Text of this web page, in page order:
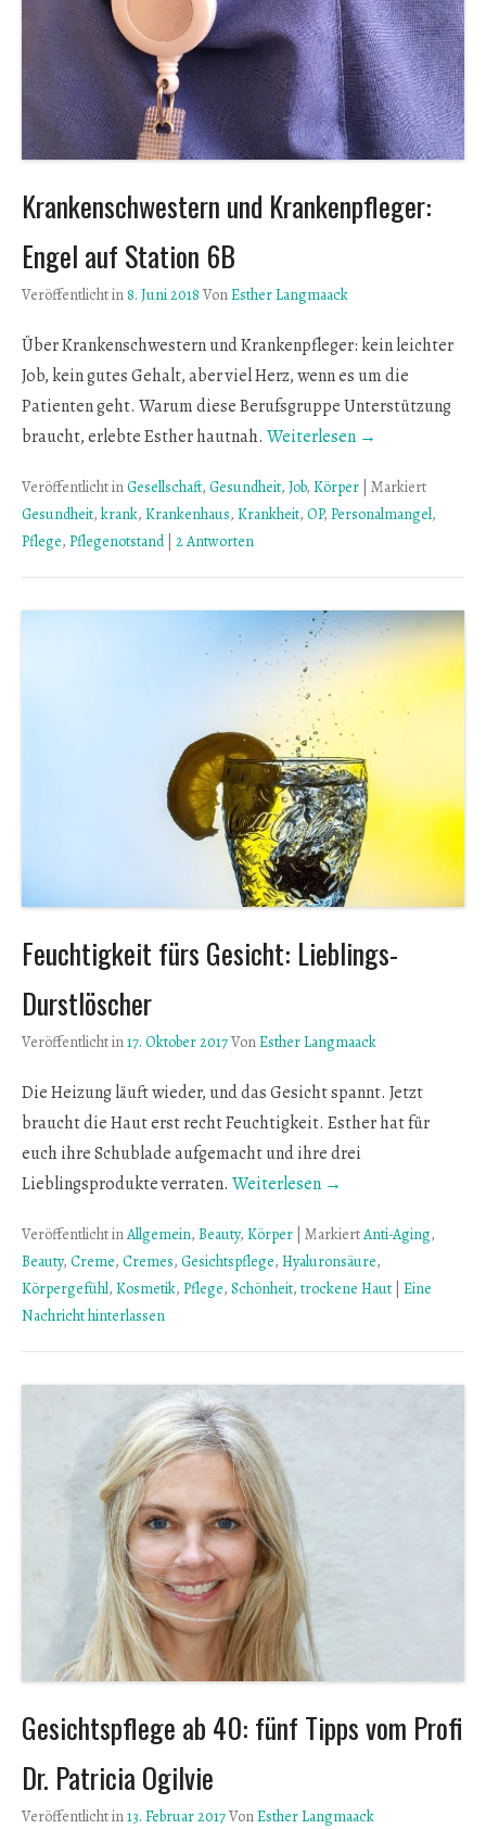
Krankenschwestern und Krankenpfleger:
Engel auf Station 6B
Veröffentlicht in8. Juni 2018 VonEsther Langmaack
Über Krankenschwestern und Krankenpfleger: kein leichter
Job, kein gutes Gehalt, aber viel Herz, wenn es um die
Patienten geht. Warum diese Berufsgruppe Unterstützung
braucht, erlebte Esther hautnah. Weiterlesen →
Veröffentlicht inGesellschaft, Gesundheit, Job, Körper Markiert
Gesundheit, krank, Krankenhaus, Krankheit, OP, Personalmangel,
Pflege, Pflegenotstand 2 Antworten
Feuchtigkeit fürs Gesicht: Lieblings-
Durstlöscher
Veröffentlicht in17. Oktober 2017VonEsther Langmaack
Die Heizung läuft wieder, und das Gesicht spannt. Jetzt
braucht die Haut erst recht Feuchtigkeit. Esther hat für
euch ihre Schublade aufgemacht und ihre drei
Lieblingsprodukte verraten. Weiterlesen →
Veröffentlicht inAllgemein, Beauty, Körper MarkiertAnti-Aging,
Beauty, Creme, Cremes, Gesichtspflege, Hyaluronsäure,
Körpergefühl, Kosmetik, Pflege, Schönheit, trockene Haut Eine
Nachricht hinterlassen
Gesichtspflege ab 40: fünf Tipps vom Profi
Dr. Patricia Ogilvie
Veröffentlicht in13. Februar 2017VonEsther Langmaack